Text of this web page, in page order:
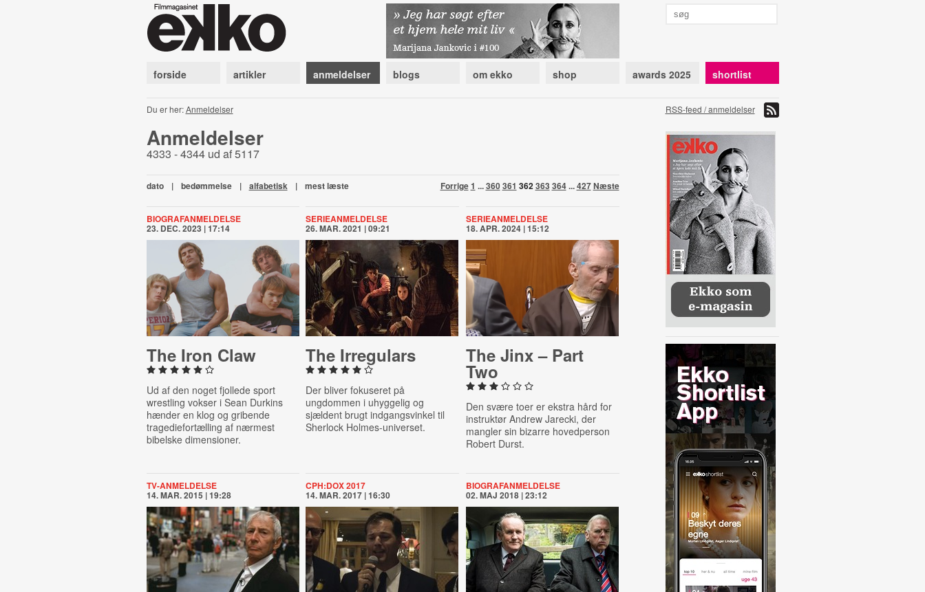
forside artikler anmeldelser blogs om ekko shop awards 2025 shortlist
Du er her:Anmeldelser RSS-feed / anmeldelser
Anmeldelser
4333 - 4344 ud af 5117
Forrige1 ...360361 362363 364...427Næste
dato | bedømmelse | alfabetisk | mest læste
BIOGRAFANMELDELSE
23. DEC. 2023 | 17:14
The Iron Claw
Ud af den noget fjollede sport
wrestling vokser i Sean Durkins
hænder en klog og gribende
tragediefortælling af nærmest
bibelske dimensioner.
SERIEANMELDELSE
26. MAR. 2021 | 09:21
The Ir­reg­u­lars
Der bliver fokuseret på
ungdommen i uhyggelig og
sjældent brugt indgangsvinkel til
Sherlock Holmes-universet.
SERIEANMELDELSE
18. APR. 2024 | 15:12
The Jinx – Part
Two
Den svære toer er ekstra hård for
instruktør Andrew Jarecki, der
mangler sin bizarre hovedperson
Robert Durst.
TV-ANMELDELSE
14. MAR. 2015 | 19:28
CPH:DOX 2017
14. MAR. 2017 | 16:30
BIOGRAFANMELDELSE
02. MAJ 2018 | 23:12